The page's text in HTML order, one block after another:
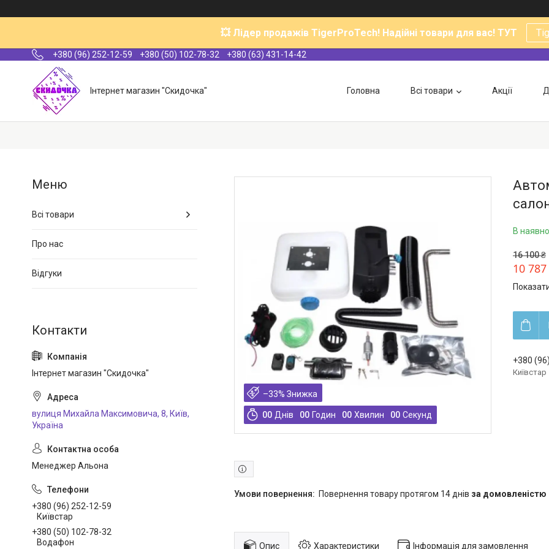
💥 Лідер продажів TigerProTech! Надійні товари для вас! ТУТ
+380 (96) 252-12-59 +380 (50) 102-78-32 +380 (63) 431-14-42
Інтернет магазин "Скидочка" Головна Всі товари Акції
–33%
00 Днів 00 Годин 00 Хвилин 00 Секунд
В
16 100 ₴
10
+380
Київстар
повернення товару протягом 14 днів за домовленістю
Опис Характеристики Інформація для замовлення
Всі товари
Про нас
Відгуки
Інтернет магазин "Скидочка"
вулиця Михайла Максимовича, 8, Київ,
Україна
Менеджер Альона
+380 (96) 252-12-59
Київстар
+380 (50) 102-78-32
Водафон